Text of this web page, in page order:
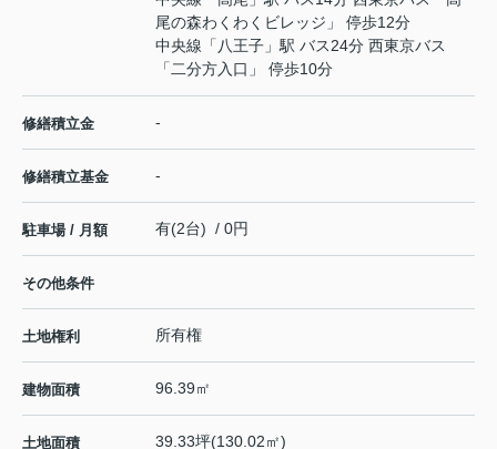
尾の森わくわくビレッジ」 停歩12分
中央線 「 八王子 」駅 バス24分 西東京バス
「二分方入口」 停歩10分
修繕積立金 -
修繕積立基金 -
駐車場 / 月額 有(2台) / 0円
その他条件
土地権利 所有権
建物面積 96.39㎡
土地面積 39.33坪(130.02㎡)